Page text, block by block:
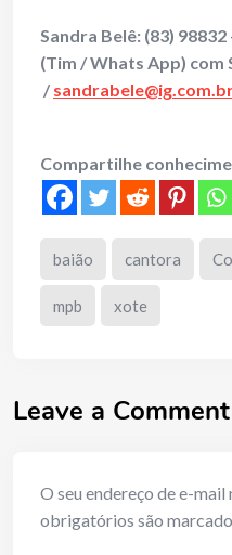
Sandra Belê: (83)
(Tim / Whats App) com
/
Compartilhe
baião cantora
mpb xote
Leave a Comment
O seu endereço de e-
obrigatórios são